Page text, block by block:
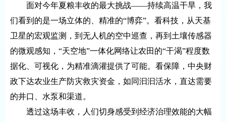
面对今年夏粮丰收的最大挑战——持续高温干旱，我
们看到的是一场立体的、精准的“博弈”。看科技，从天基
卫星的宏观监测，到无人机的空中巡查，再到土壤传感器
的微观感知，“天空地”一体化网络让农田的“干渴”程度数
据化、可视化，为精准滴灌提供了可能。看保障，中央财
政下达农业生产防灾救灾资金，如同汩汩活水，直达需要
的井口、水泵和渠道。
透过这场丰收，人们切身感受到经济治理效能的大幅